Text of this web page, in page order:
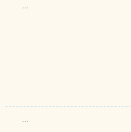
...
...